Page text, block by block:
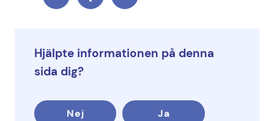
Hjälpte informationen på denna
sida dig?
Nej Ja